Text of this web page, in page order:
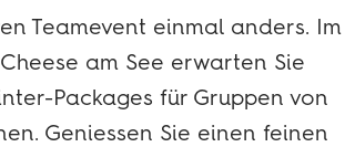
Teamevent einmal anders. Im
am See erwarten Sie
Packages für Gruppen von
Geniessen Sie einen feinen